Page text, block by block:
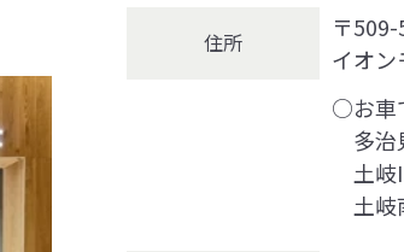
住所
〒
イオ
○お車
多治
土岐
土岐